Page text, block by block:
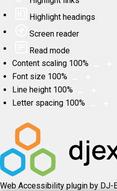
Highlight headings
Screen reader
Read mode
Content scaling 100%
Font size 100%
Line height 100%
Letter spacing 100%
Web Accessibility plugin by DJ-